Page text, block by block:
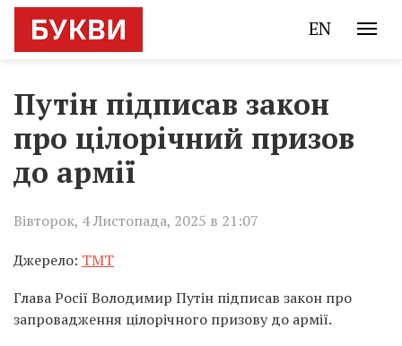
EN
Путін підписав закон
про цілорічний призов
до армії
Вівторок, 4 Листопада, 2025 в 21:07
Джерело: TMT
Глава Росії Володимир Путін підписав закон про
запровадження цілорічного призову до армії.